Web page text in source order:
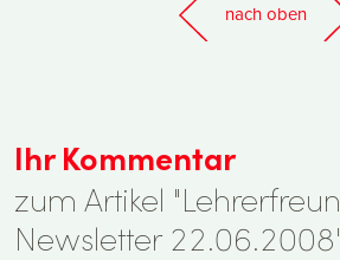
nach oben
Ihr Kommentar
zum Artikel
Newsletter